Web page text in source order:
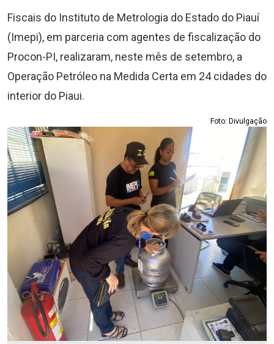
Fiscais do Instituto de Metrologia do Estado do Piauí
(Imepi), em parceria com agentes de fiscalização do
Procon-PI, realizaram, neste mês de setembro, a
Operação Petróleo na Medida Certa em 24 cidades do
interior do Piaui.
Foto: Divulgação